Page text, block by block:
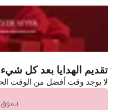
تقديم الهدايا بعد كل شيء
لا يوجد وقت أفضل من الوقت
تسوق